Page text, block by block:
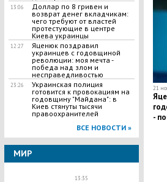
13:06
Доллар по 8 гривен и
возврат денег вкладчикам:
чего требуют от властей
протестующие в центре
Киева украинцы
12:27
Яценюк поздравил
украинцев с годовщиной
революции: моя мечта -
победа над злом и
несправедливостью
23:26
Украинская полиция
готовится к провокациям на
годовщину "Майдана": в
Киев стянуты тысячи
правоохранителей
ВСЕ НОВОСТИ »
МИР
13:35
21
-